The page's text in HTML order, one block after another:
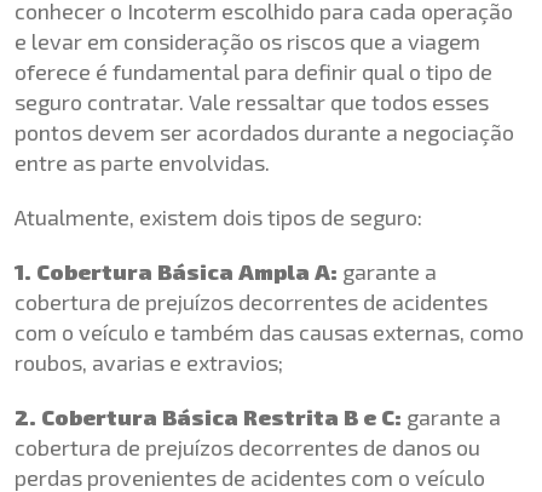
conhecer o Incoterm escolhido para cada operação
e levar em consideração os riscos que a viagem
oferece é fundamental para definir qual o tipo de
seguro contratar. Vale ressaltar que todos esses
pontos devem ser acordados durante a negociação
entre as parte envolvidas.
Atualmente, existem dois tipos de seguro:
1. Cobertura Básica Ampla A: garante a
cobertura de prejuízos decorrentes de acidentes
com o veículo e também das causas externas, como
roubos, avarias e extravios;
2. Cobertura Básica Restrita B e C: garante a
cobertura de prejuízos decorrentes de danos ou
perdas provenientes de acidentes com o veículo